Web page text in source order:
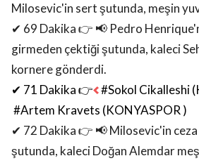
Milosevic'in sert şutunda, meşin
✔ 69 Dakika 👉 📢 Pedro
girmeden çektiği şutunda, kaleci
kornere gönderdi.
✔ 71 Dakika 👉 #Sokol Cikalleshi
#Artem Kravets (KONYASPOR )
✔ 72 Dakika 👉 📢Milosevic'in ceza
şutunda, kaleci Doğan Alemdar